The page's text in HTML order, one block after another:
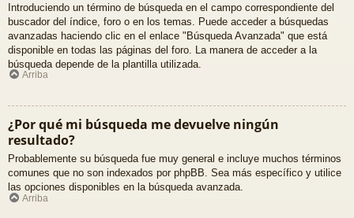
Introduciendo un término de búsqueda en el campo correspondiente del
buscador del índice, foro o en los temas. Puede acceder a búsquedas
avanzadas haciendo clic en el enlace "Búsqueda Avanzada" que está
disponible en todas las páginas del foro. La manera de acceder a la
búsqueda depende de la plantilla utilizada.
Arriba
¿Por qué mi búsqueda me devuelve ningún
resultado?
Probablemente su búsqueda fue muy general e incluye muchos términos
comunes que no son indexados por phpBB. Sea más específico y utilice
las opciones disponibles en la búsqueda avanzada.
Arriba